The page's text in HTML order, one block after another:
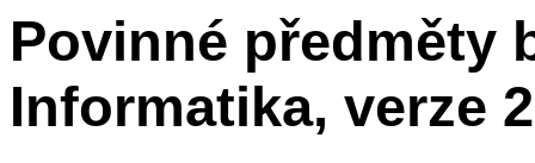
Povinné předměty
Informatika, verze